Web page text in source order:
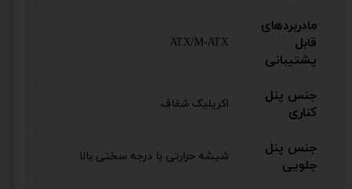
مادربردهای
قابل
پشتیبانی
ATX/M-ATX
جنس پنل
کناری
اکریلیک شفاف
جنس پنل
جلویی
شیشه حرارتی با درجه سختی بالا